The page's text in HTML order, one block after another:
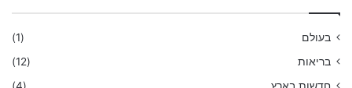
בעולם
(1)
בריאות
(12)
חדשות בארץ
(4)